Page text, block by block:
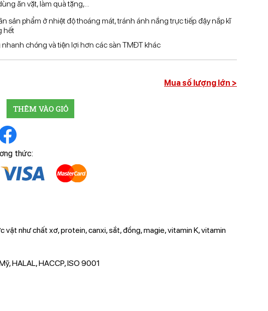
ăn vặt, làm quà tặng,...
sản phẩm ở nhiệt độ thoáng mát, tránh ánh nắng trực tiếp. đậy nắp kĩ
hết
chóng và tiện lợi hơn các sàn TMĐT khác
Mua số lượng lớn >
THÊM VÀO GIỎ
thức:
như chất xơ, protein, canxi, sắt, đồng, magie, vitamin K, vitamin
HALAL, HACCP, ISO 9001